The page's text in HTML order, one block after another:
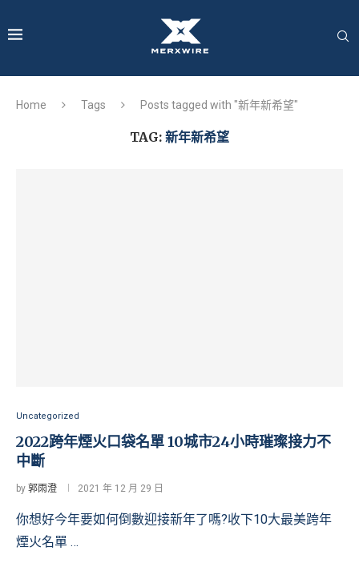
Home Tags Posts tagged with "新年新希望"
TAG: 新年新希望
Uncategorized
2022跨年煙火口袋名單 10城市24小時璀璨接力不
中斷
by 郭雨澄 2021 年 12 月 29 日
你想好今年要如何倒數迎接新年了嗎?收下10大最美跨年
煙火名單 …